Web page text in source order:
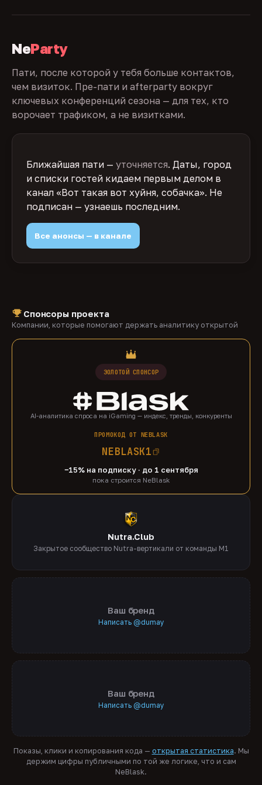
NeParty
Пати, после которой у тебя больше контактов,
чем визиток. Пре-пати и afterparty вокруг
ключевых конференций сезона — для тех, кто
ворочает трафиком, а не визитками.
Ближайшая пати — уточняется. Даты, город
и списки гостей кидаем первым делом в
канал «Вот такая вот хуйня, собачка». Не
подписан — узнаешь последним.
Все анонсы — в канале
Спонсоры проекта
Компании, которые помогают держать аналитику открытой
ЗОЛОТОЙ СПОНСОР
AI-аналитика спроса на iGaming — индекс, тренды, конкуренты
ПРОМОКОД ОТ NEBLASK
NEBLASK1
−15% на подписку · до 1 сентября
пока строится NeBlask
Nutra.Club
Закрытое сообщество Nutra-вертикали от команды M1
Ваш бренд
Написать @dumay
Ваш бренд
Написать @dumay
Показы, клики и копирования кода — открытая статистика. Мы
держим цифры публичными по той же логике, что и сам
NeBlask.